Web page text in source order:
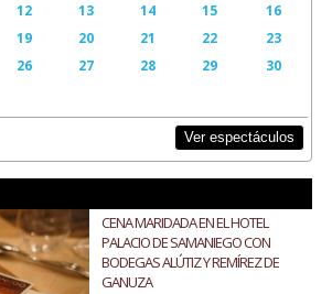
12 13 14 15
16
19 20 21 22
23
26 27 28 29
30
Ver espectáculos
CENA MARIDADA EN EL HOTEL
PALACIO DE SAMANIEGO CON
BODEGAS ALÚTIZ Y REMÍREZ DE
GANUZA